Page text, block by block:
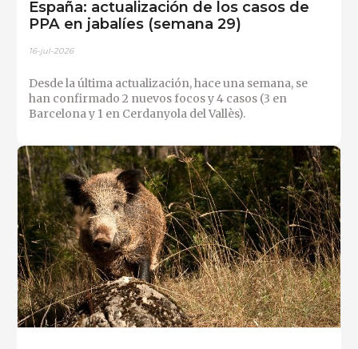
España: actualización de los casos de
PPA en jabalíes (semana 29)
16-jul-2026
Desde la última actualización, hace una semana, se
han confirmado 2 nuevos focos y 4 casos (3 en
Barcelona y 1 en Cerdanyola del Vallès).